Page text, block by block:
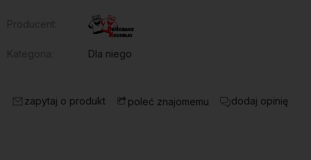
Dla niego
zapytaj o produkt poleć znajomemu dodaj opinię